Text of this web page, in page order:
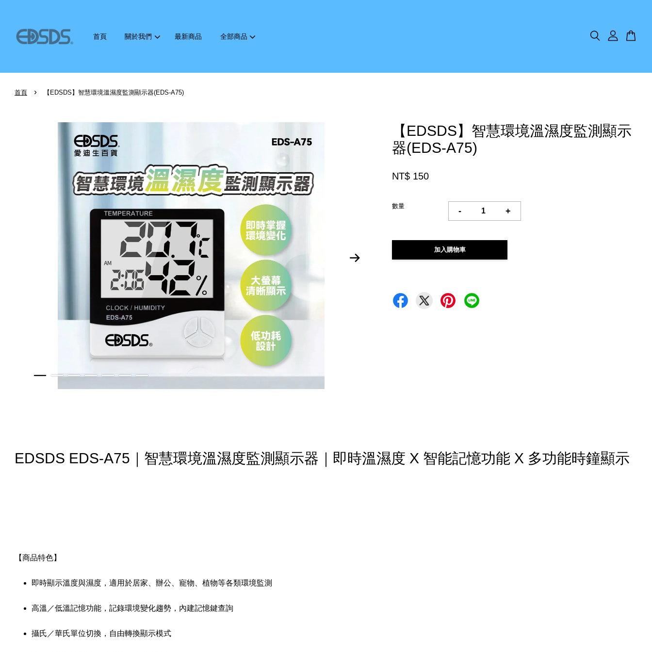
首頁 關於我們 最新商品 全部商品
首頁 › 【EDSDS】智慧環境溫濕度監測顯示器(EDS-A75)
【EDSDS】智慧環境溫濕度監測顯示
器(EDS-A75)
NT$ 150
數量
- +
加入購物車
EDSDS EDS-A75｜智慧環境溫濕度監測顯示器｜即時溫濕度 X 智能記憶功能 X 多功能時鐘顯示
【商品特色】
即時顯示溫度與濕度，適用於居家、辦公、寵物、植物等各類環境監測
高溫／低溫記憶功能，記錄環境變化趨勢，內建記憶鍵查詢
攝氏／華氏單位切換，自由轉換顯示模式